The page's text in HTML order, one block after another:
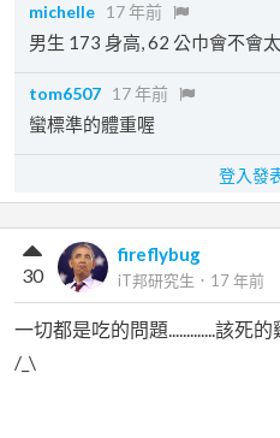
michelle 17 年前
男生 173 身高, 62 公巾會不會
tom6507 17 年前
蠻標準的體重喔
登入發
fireflybug
iT邦研究生 ． 17 年前
30
一切都是吃的問題.............該死
/_\